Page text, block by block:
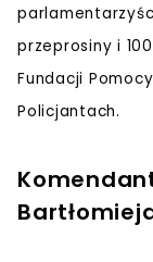
przeprosiny i
Fundacji
Policjantach.